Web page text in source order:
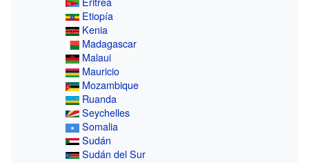
Etiopía
Kenia
Madagascar
Malaui
Mauricio
Mozambique
Ruanda
Seychelles
Somalia
Sudán
Sudán del Sur